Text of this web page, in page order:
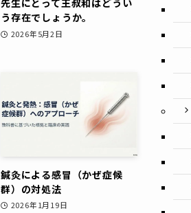
う存在でしょうか。
2026年5月2日
鍼灸による感冒（かぜ症候
群）の対処法
2026年1月19日